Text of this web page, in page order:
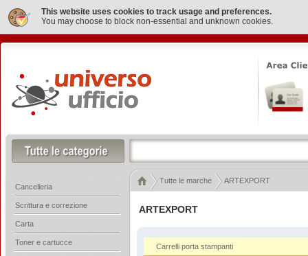
This website uses cookies to track usage and preferences.
You may choose to block non-essential and unknown cookies.
ARTEXPORT
Carrelli porta stampanti
Cancelleria
Scrittura e correzione
Carta
Toner e cartucce
Tutte le marche ARTEXPORT